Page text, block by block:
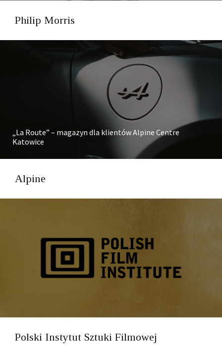
Philip Morris
„La Route” – magazyn dla klientów Alpine Centre
Katowice
Alpine
Polski Instytut Sztuki Filmowej